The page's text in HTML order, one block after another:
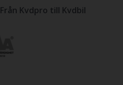
Från Kvdpro till Kvdbil